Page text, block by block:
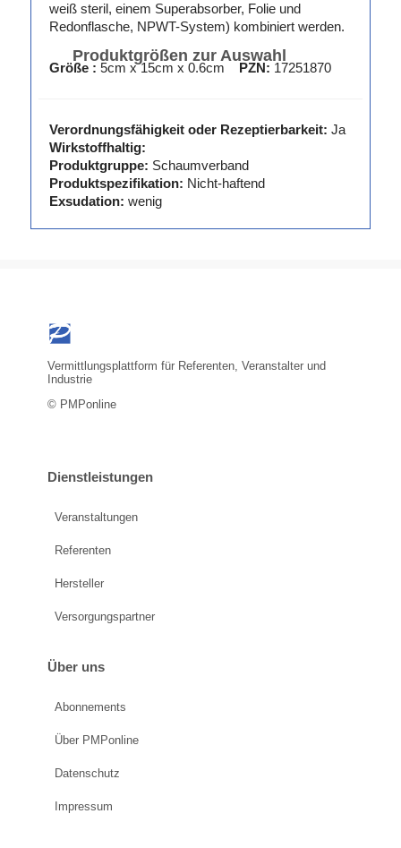
weiß steril, einem Superabsorber, Folie und
Redonflasche, NPWT-System) kombiniert werden.
Produktgrößen zur Auswahl
Größe : 5cm x 15cm x 0.6cm PZN: 17251870
Verordnungsfähigkeit oder Rezeptierbarkeit: Ja
Wirkstoffhaltig:
Produktgruppe: Schaumverband
Produktspezifikation: Nicht-haftend
Exsudation: wenig
Vermittlungsplattform für Referenten, Veranstalter und
Industrie
© PMPonline
Dienstleistungen
Veranstaltungen
Referenten
Hersteller
Versorgungspartner
Über uns
Abonnements
Über PMPonline
Datenschutz
Impressum